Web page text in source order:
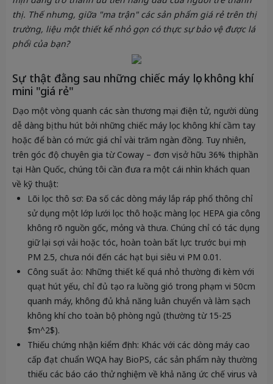
thị. Thế nhưng, giữa "ma trận" các sản phẩm giá rẻ trên thị
trường, liệu một thiết kế nhỏ gọn có thực sự bảo vệ được lá
phổi của bạn?
Sự thật đằng sau những chiếc máy lọc không khí
mini "giá rẻ"
Dạo một vòng quanh các sàn thương mại điện tử, người dùng
dễ dàng bị thu hút bởi những chiếc máy lọc không khí cầm tay
hoặc để bàn có mức giá chỉ vài trăm ngàn đồng. Tuy nhiên,
trên góc độ chuyên gia từ Coway – đơn vị sở hữu 36% thị phần
tại Hàn Quốc, chúng tôi cần đưa ra một cái nhìn khách quan
về kỹ thuật:
Lõi lọc thô sơ: Đa số các dòng máy lắp ráp phổ thông chỉ
sử dụng một lớp lưới lọc thô hoặc màng lọc HEPA gia công
không rõ nguồn gốc, mỏng và thưa. Chúng chỉ có tác dụng
giữ lại sợi vải hoặc tóc, hoàn toàn bất lực trước bụi mịn
PM 2.5, chưa nói đến các hạt bụi siêu vi PM 0.01.
Công suất ảo: Những thiết kế quá nhỏ thường đi kèm với
quạt hút yếu, chỉ đủ tạo ra luồng gió trong phạm vi 50cm
quanh máy, không đủ khả năng luân chuyển và làm sạch
không khí cho toàn bộ phòng ngủ (thường từ 15-25
$m^2$).
Thiếu chứng nhận kiểm định: Khác với các dòng máy cao
cấp đạt chuẩn WQA hay BioPS, các sản phẩm này thường
thiếu các báo cáo thử nghiệm về khả năng ức chế virus và